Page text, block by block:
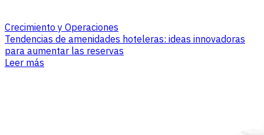
Crecimiento y Operaciones
Tendencias de amenidades hoteleras: ideas innovadoras
para aumentar las reservas
Leer más